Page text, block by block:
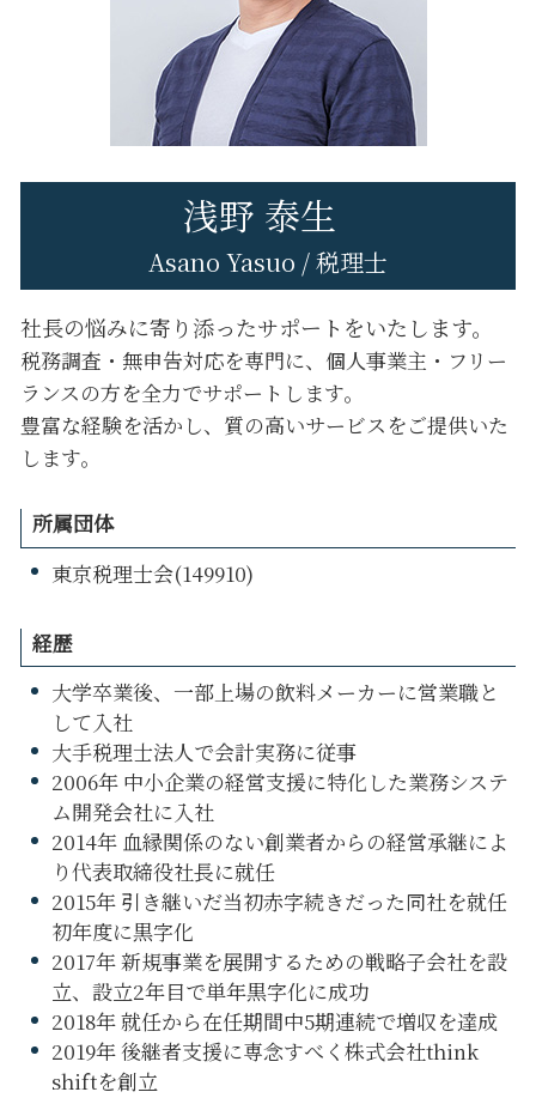
八王子市 税理士変更
八王子市 税務相談
八王子市 事業計画
八王子市 税務申告
浅野 泰生
Asano Yasuo / 税理士
社長の悩みに寄り添ったサポートをいたします。
税務調査・無申告対応を専門に、個人事業主・フリー
ランスの方を全力でサポートします。
豊富な経験を活かし、質の高いサービスをご提供いた
します。
所属団体
東京税理士会(149910)
経歴
大学卒業後、一部上場の飲料メーカーに営業職と
して入社
大手税理士法人で会計実務に従事
2006年 中小企業の経営支援に特化した業務システ
ム開発会社に入社
2014年 血縁関係のない創業者からの経営承継によ
り代表取締役社長に就任
2015年 引き継いだ当初赤字続きだった同社を就任
初年度に黒字化
2017年 新規事業を展開するための戦略子会社を設
立、設立2年目で単年黒字化に成功
2018年 就任から在任期間中5期連続で増収を達成
2019年 後継者支援に専念すべく株式会社think
shiftを創立